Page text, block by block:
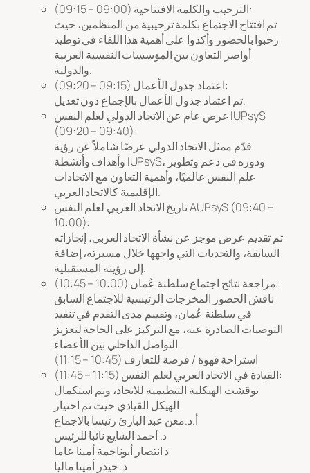
الترحيب والكلمة الافتتاحية (09:00 – 09:15):
تم افتتاح الاجتماع بكلمة ترحيبية من المنظمين، حيث
رحبوا بالحضور وأكدوا على أهمية هذا اللقاء في توطيد
أواصر التعاون بين المؤسسات النفسية العربية
والدولية.
اعتماد جدول الأعمال (09:15 – 09:20):
تم اعتماد جدول الأعمال بالإجماع دون تعديل.
عرض عام عن الاتحاد الدولي لعلم النفس IUPsyS
(09:20 – 09:40):
قدّم ممثل الاتحاد الدولي عرضًا شاملاً عن رؤية
وأهداف وأنشطة IUPsyS، ودوره في دعم وتطوير
علم النفس عالميًا، وأهمية التعاون مع الاتحادات
الإقليمية كالاتحاد العربي.
تاريخ الاتحاد العربي لعلم النفس AUPsyS (09:40 –
10:00):
تم تقديم عرض موجز عن نشأة الاتحاد العربي، إنجازاته
السابقة، والتحديات التي واجهها خلال مسيرته، إضافة
إلى رؤيته المستقبلية.
مراجعة نتائج اجتماع سلطنة عُمان (10:00 – 10:45):
ناقش الحضور المخرجات الرئيسية للاجتماع السابق
في سلطنة عُمان، وتقييم مدى التقدم في تنفيذ
التوصيات الصادرة عنه، مع التركيز على الحاجة لتعزيز
التواصل الداخلي بين الأعضاء.
استراحة قهوة / فرصة للتعارف (10:45 – 11:15)
القيادة في الاتحاد العربي لعلم النفس (11:15 – 11:45):
نوقشت الهيكلية التنظيمية للاتحاد، وتم استكمال
الهيكل القيادي حيث تم اختيار
أ.د.معن عبد البارئ رئيسا بالاجماع
د. أحمد الشايع نائبا للرئيس
د انتصار أبوناجمة أمينا عاما
د. حيدر أمينا ماليا